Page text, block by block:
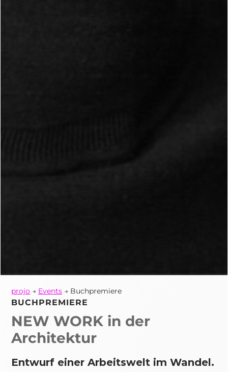
projo → Events → Buchpremiere
BUCHPREMIERE
NEW WORK in der
Architektur
Entwurf einer Arbeitswelt im Wandel.